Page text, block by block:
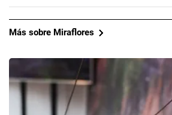
Más sobre Miraflores